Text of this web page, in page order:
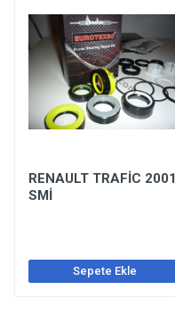
RENAULT TRAFİC 2001
SMİ
Sepete Ekle